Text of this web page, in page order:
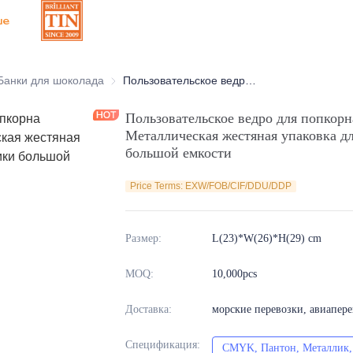
жестяные банки
для шоколада Банки для шоколада
Пользовательское ведро для
Металлическая жестяная упаковка
большой емкости
Price Terms: EXW/FOB/CIF/DDU/DDP
Размер: L(23)*W(26)*H(29) cm
MOQ: 10,000pcs
Доставка: морские перевозки,
Спецификация: CMYK, Пантон,